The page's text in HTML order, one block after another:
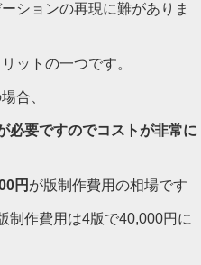
ションの再現に難がありま
ットの一つです。
合、
必要ですのでコストが非常に
円 が版制作費用の相場です
制作費用は4版で40,000円に